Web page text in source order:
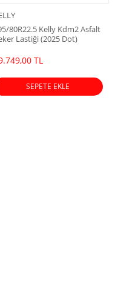
80R22.5 Kelly Kdm2 Asfalt
Lastiği (2025 Dot)
TL
SEPETE EKLE